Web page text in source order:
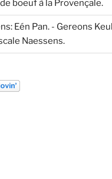
boeuf à la Provençale.
Eén Pan. - Gereons
Naessens.